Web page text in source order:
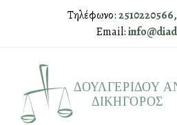
Τηλέφωνο:2510220566,
Email: